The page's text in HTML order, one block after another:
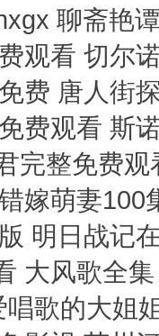
聊斋艳
观看 切尔
费 唐人街
费观看 斯
完整免费
嫁萌妻
明日战记
大风歌全
歌的大姐